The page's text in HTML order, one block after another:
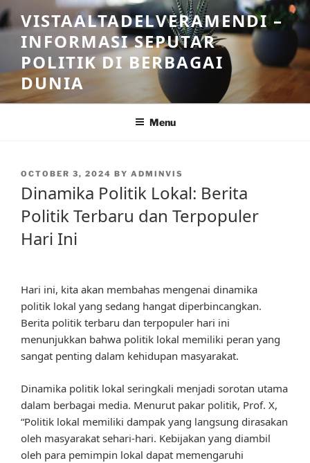
Skip
to
content
VISTAALTADELVERAMENDI –
INFORMASI SEPUTAR
POLITIK DI BERBAGAI
DUNIA
Menu
POSTED
OCTOBER 3, 2024 BY ADMINVIS
Dinamika Politik Lokal: Berita
Politik Terbaru dan Terpopuler
Hari Ini
Hari ini, kita akan membahas mengenai dinamika
politik lokal yang sedang hangat diperbincangkan.
Berita politik terbaru dan terpopuler hari ini
menunjukkan bahwa politik lokal memiliki peran yang
sangat penting dalam kehidupan masyarakat.
Dinamika politik lokal seringkali menjadi sorotan utama
dalam berbagai media. Menurut pakar politik, Prof. X,
“Politik lokal memiliki dampak yang langsung dirasakan
oleh masyarakat sehari-hari. Kebijakan yang diambil
oleh para pemimpin lokal dapat memengaruhi